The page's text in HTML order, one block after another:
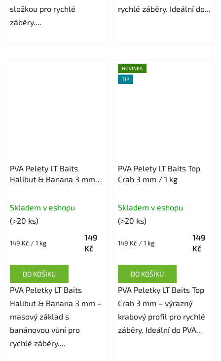
složkou pro rychlé
záběry....
rychlé záběry. Ideální do...
PVA Pelety LT Baits
Halibut & Banana 3 mm /
Skladem v eshopu
(>20 ks)
149
Kč
Měrná
149 Kč / 1 kg
DO KOŠÍKU
PVA Peletky LT Baits
Halibut & Banana 3 mm –
masový základ s
banánovou vůní pro
rychlé záběry....
NOVINKA
TIP
PVA Pelety LT Baits Top
Crab 3 mm / 1 kg
Skladem v eshopu
(>20 ks)
149
Kč
Měrná
149 Kč / 1 kg
DO KOŠÍKU
PVA Peletky LT Baits Top
Crab 3 mm – výrazný
krabový profil pro rychlé
záběry. Ideální do PVA...